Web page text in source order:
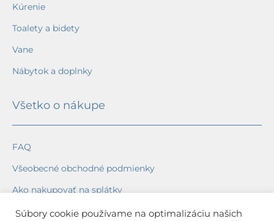
Kúrenie
Toalety a bidety
Vane
Nábytok a doplnky
Všetko o nákupe
FAQ
Všeobecné obchodné podmienky
Ako nakupovať na splátky
Ochrana osobných údajov
Súbory cookie používame na optimalizáciu našich